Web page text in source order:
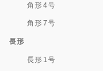
角形4号
角形7号
長形
長形1号